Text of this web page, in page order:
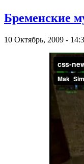
Бременские
10 Октябрь, 2009 -